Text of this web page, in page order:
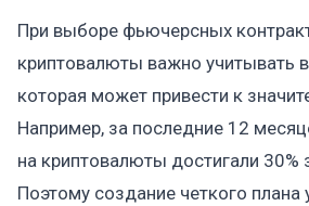
При выборе фьючерсных
криптовалюты важно учитывать
которая может привести к
Например, за последние 12
на криптовалюты достигали 30%
Поэтому создание четкого плана